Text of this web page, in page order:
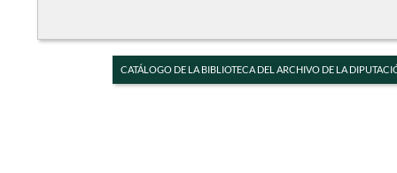
CATÁLOGO DE LA BIBLIOTECA DEL ARCHIVO DE LA